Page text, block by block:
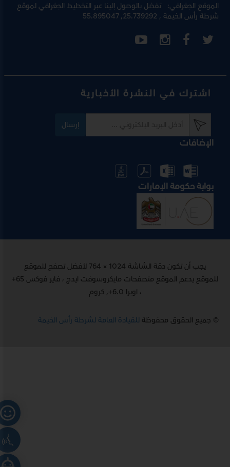
الموقع الجغرافي: تفضل بالوصول إلينا عبرالتخطيط الجغرافي لموقع
شرطة رأس الخيمة, 25.739292, 55.895047
اشترك في النشرة الأخبارية
إرسال
الإضافات
بوابة حكومة الإمارات
يجب أن تكون دقة الشاشة 1024 × 764 لأفضل تصفح للموقع
للموقع يدعم الموقع متصفحات مايكروسوفت ايدج ، فاير فوكس 65+
، اوبرا 6.0+, كروم
© جميع الحقوق محفوظةللقيادة العامة لشرطة رأس الخيمة